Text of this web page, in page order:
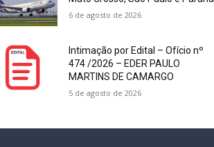
6 de agosto de 2026
Intimação por Edital – Ofício nº
474 /2026 – EDER PAULO
MARTINS DE CAMARGO
5 de agosto de 2026